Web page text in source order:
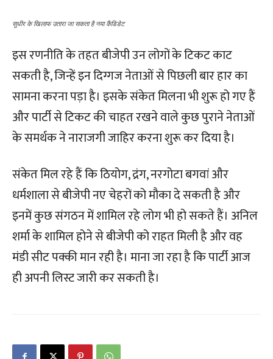
सुधीर के खिलाफ उतारा जा सकता है नया कैंडिडेट
इस रणनीति के तहत बीजेपी उन लोगों के टिकट काट
सकती है, जिन्हें इन दिग्गज नेताओं से पिछली बार हार का
सामना करना पड़ा है। इसके संकेत मिलना भी शुरू हो गए हैं
और पार्टी से टिकट की चाहत रखने वाले कुछ पुराने नेताओं
के समर्थक ने नाराजगी जाहिर करना शुरू कर दिया है।
संकेत मिल रहे हैं कि ठियोग, द्रंग, नरगोटा बगवां और
धर्मशाला से बीजेपी नए चेहरों को मौका दे सकती है और
इनमें कुछ संगठन में शामिल रहे लोग भी हो सकते हैं। अनिल
शर्मा के शामिल होने से बीजेपी को राहत मिली है और वह
मंडी सीट पक्की मान रही है। माना जा रहा है कि पार्टी आज
ही अपनी लिस्ट जारी कर सकती है।